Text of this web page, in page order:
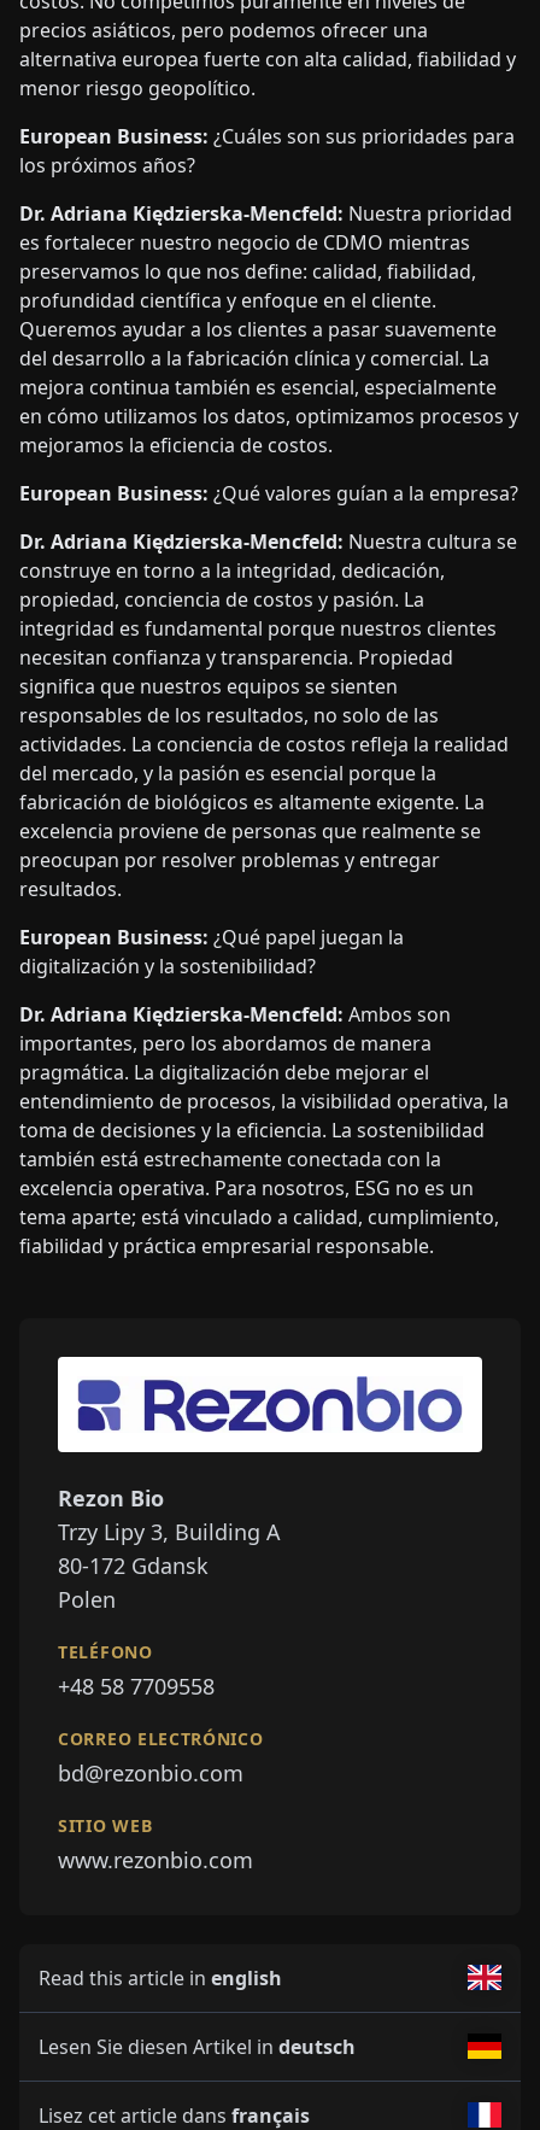
precios asiáticos, pero podemos ofrecer una
alternativa europea fuerte con alta calidad, fiabilidad y
menor riesgo geopolítico.
European Business: ¿Cuáles son sus prioridades para
los próximos años?
Dr. Adriana Kiędzierska-Mencfeld: Nuestra prioridad
es fortalecer nuestro negocio de CDMO mientras
preservamos lo que nos define: calidad, fiabilidad,
profundidad científica y enfoque en el cliente.
Queremos ayudar a los clientes a pasar suavemente
del desarrollo a la fabricación clínica y comercial. La
mejora continua también es esencial, especialmente
en cómo utilizamos los datos, optimizamos procesos y
mejoramos la eficiencia de costos.
European Business: ¿Qué valores guían a la empresa?
Dr. Adriana Kiędzierska-Mencfeld: Nuestra cultura se
construye en torno a la integridad, dedicación,
propiedad, conciencia de costos y pasión. La
integridad es fundamental porque nuestros clientes
necesitan confianza y transparencia. Propiedad
significa que nuestros equipos se sienten
responsables de los resultados, no solo de las
actividades. La conciencia de costos refleja la realidad
del mercado, y la pasión es esencial porque la
fabricación de biológicos es altamente exigente. La
excelencia proviene de personas que realmente se
preocupan por resolver problemas y entregar
resultados.
European Business: ¿Qué papel juegan la
digitalización y la sostenibilidad?
Dr. Adriana Kiędzierska-Mencfeld: Ambos son
importantes, pero los abordamos de manera
pragmática. La digitalización debe mejorar el
entendimiento de procesos, la visibilidad operativa, la
toma de decisiones y la eficiencia. La sostenibilidad
también está estrechamente conectada con la
excelencia operativa. Para nosotros, ESG no es un
tema aparte; está vinculado a calidad, cumplimiento,
fiabilidad y práctica empresarial responsable.
Rezon Bio
Trzy Lipy 3, Building A
80-172 Gdansk
Polen
TELÉFONO
+48 58 7709558
CORREO ELECTRÓNICO
bd@rezonbio.com
SITIO WEB
www.rezonbio.com
Read this article in english
Lesen Sie diesen Artikel in deutsch
Lisez cet article dans français